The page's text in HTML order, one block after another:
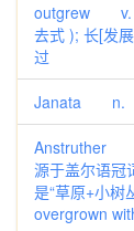
outgrew v.
去式 ); 长[发
过
Janata n. （
Anstruther [
源于盖尔语冠
是“草原+小树
overgrown